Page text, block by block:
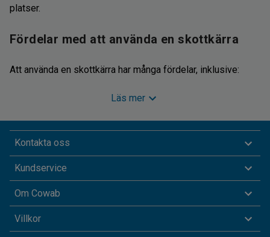
platser.
Fördelar med att använda en skottkärra
Att använda en skottkärra har många fördelar, inklusive:
Avlastning för rygg och muskler: Genom att använda
Effektivitet: Skottkärror möjliggör transport av större
mängder material på kortare tid, vilket ökar
Mångsidighet: Oavsett om du behöver flytta jord, sten,
trä eller andra material finns det en skottkärra som
Läs mer
Kontakta oss
Kundservice
Om Cowab
Villkor